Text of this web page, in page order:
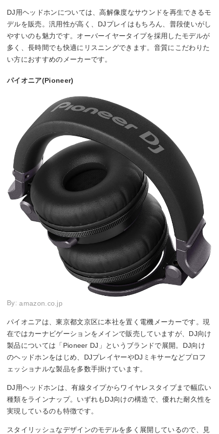
DJ用ヘッドホンについては、高解像度なサウンドを再生できるモ
デルを販売。汎用性が高く、DJプレイはもちろん、普段使いがし
やすいのも魅力です。オーバーイヤータイプを採用したモデルが
多く、長時間でも快適にリスニングできます。音質にこだわりた
い方におすすめのメーカーです。
パイオニア(Pioneer)
By:amazon.co.jp
パイオニアは、東京都文京区に本社を置く電機メーカーです。現
在ではカーナビゲーションをメインで販売していますが、DJ向け
製品については「Pioneer DJ」というブランドで展開。DJ向け
のヘッドホンをはじめ、DJプレイヤーやDJミキサーなどプロフ
ェッショナルな製品を多数手掛けています。
DJ用ヘッドホンは、有線タイプからワイヤレスタイプまで幅広い
種類をラインナップ。いずれもDJ向けの構造で、優れた耐久性を
実現しているのも特徴です。
スタイリッシュなデザインのモデルを多く展開しているので、見